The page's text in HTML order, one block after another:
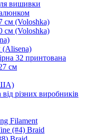
вишивки
см (Voloshka)
см (Voloshka)
(Alisena)
32 принтована
см
різних виробників
Filament
(#4) Braid